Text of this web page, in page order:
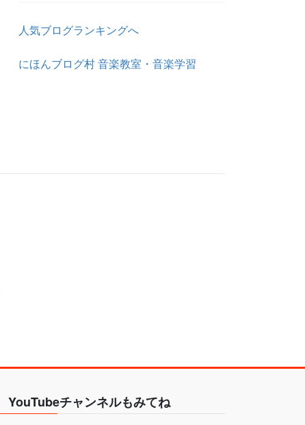
人気ブログランキングへ
にほんブログ村 音楽教室・音楽学習
YouTubeチャンネルもみてね